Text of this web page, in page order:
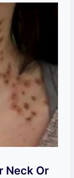
Neck Or